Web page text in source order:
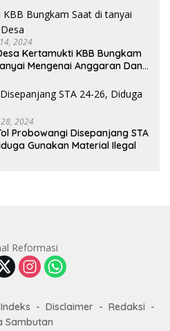
2024
Kertamukti KBB Bungkam
Mengenai Anggaran Dana
2024
Probowangi Disepanjang STA
Gunakan Material Ilegal
Indeks Disclaimer
Redaksi
Sambutan